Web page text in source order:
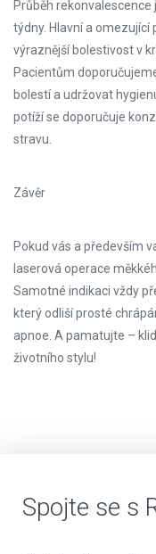
Průběh
týdny. Hlavní a omezující
výraznější bolestivost v
Pacientům
bolestí a udržovat
potíží se doporučuje
stravu.
Závěr
Pokud vás a především
laserová operace
Samotné indikaci vždy
který odliší prosté
apnoe. A pamatujte –
životního stylu!
Spojte se s